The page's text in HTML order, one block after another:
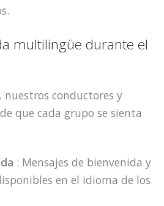
multilingüe durante el
nuestros conductores y
que cada grupo se sienta
: Mensajes de bienvenida y
en el idioma de los